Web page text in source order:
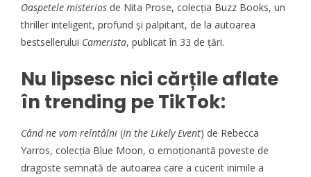
Oaspetele misterios de Nita Prose, colecția Buzz Books, un
thriller inteligent, profund și palpitant, de la autoarea
bestsellerului Camerista, publicat în 33 de țări.
Nu lipsesc nici cărțile aflate
în trending pe TikTok:
Când ne vom reîntâlni (In the Likely Event) de Rebecca
Yarros, colecția Blue Moon, o emoționantă poveste de
dragoste semnată de autoarea care a cucerit inimile a